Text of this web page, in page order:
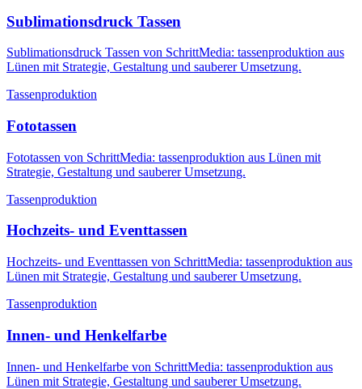
Sublimationsdruck Tassen
Sublimationsdruck Tassen von SchrittMedia: tassenproduktion aus
Lünen mit Strategie, Gestaltung und sauberer Umsetzung.
Tassenproduktion
Fototassen
Fototassen von SchrittMedia: tassenproduktion aus Lünen mit
Strategie, Gestaltung und sauberer Umsetzung.
Tassenproduktion
Hochzeits- und Eventtassen
Hochzeits- und Eventtassen von SchrittMedia: tassenproduktion aus
Lünen mit Strategie, Gestaltung und sauberer Umsetzung.
Tassenproduktion
Innen- und Henkelfarbe
Innen- und Henkelfarbe von SchrittMedia: tassenproduktion aus
Lünen mit Strategie, Gestaltung und sauberer Umsetzung.